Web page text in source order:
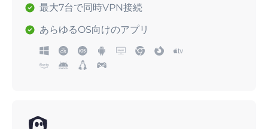
最大7台で同時VPN接続
あらゆるOS向けのアプリ